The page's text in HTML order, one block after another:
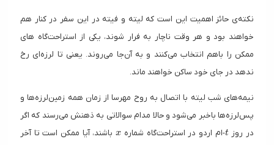
نکته‌ی حائز اهمیت این است که لیته و فیته در این سفر در کنار هم
خواهند بود و هر وقت ناچار به فرار شوند، یکی از استراحت‌گاه های
ممکن را باهم انتخاب می‌کنند و به آن‌جا می‌روند. یعنی تا لرزه‌ای رخ
ندهد در جای خود ساکن خواهند ماند.
نیمه‌های شب لیته با اتصال به روح مهرسا از زمان همه زمین‌لرزه‌ها و
پس‌لرزه‌ها باخبر می‌شود و حالا مدام سوالاتی به ذهنش می‌رسند که اگر
در روزt
t-ام اردو در استراحت‌گاه شمارهx
xباشند، آیا ممکن است تا آخر